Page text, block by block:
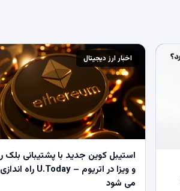
اخبار ارز دیجیتال
استیبل کوین جدید با پشتیبانی بلک
و ویزا در اتریوم – U.Today راه اندازی
می شود